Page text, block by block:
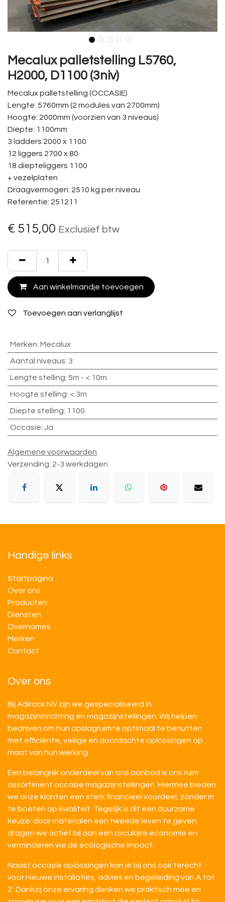
Mecalux palletstelling L5760,
H2000, D1100 (3niv)
Mecalux palletstelling (OCCASIE)
Lengte: 5760mm (2 modules van 2700mm)
Hoogte: 2000mm (voorzien van 3 niveaus)
Diepte: 1100mm
3 ladders 2000 x 1100
12 liggers 2700 x 80
18 diepteliggers 1100
+ vezelplaten
Draagvermogen: 2510 kg per niveau
Referentie: 251211
€ 515,00 Exclusief btw
Aan winkelmandje toevoegen
Toevoegen aan verlanglijst
Merken: Mecalux
Aantal niveaus: 3
Lengte stelling: 5m - < 10m
Hoogte stelling: < 3m
Diepte stelling: 1100
Occasie: Ja
Algemene voorwaarden
Verzending: 2-3 werkdagen
Handige links
Startpagina
Over ons
Producten
Diensten
Overnames
M​​erken
Contact
Over ons
Bij Adirack NV zijn we gespecialiseerd in
magazijninrichting en magazijnstellingen. Wij helpen
bedrijven om hun opslagruimte optimaal te benutten
met efficiënte, veilige en doordachte oplossingen op
maat van hun werking.
Een belangrijk onderdeel van ons aanbod is ons ruim
assortiment occasie magazijnstellingen. Hiermee bieden
we onze klanten een sterk financieel voordeel, zonder in
te boeten op kwaliteit. Tegelijk is dit een duurzame
keuze: door materialen een tweede leven te geven,
dragen we actief bij aan een circulaire economie en
verminderen we de ecologische impact.
Naast occasie oplossingen kan je bij ons ook terecht
voor nieuwe installaties, advies en begeleiding van A tot
Z. Dankzij onze ervaring denken we praktisch mee en